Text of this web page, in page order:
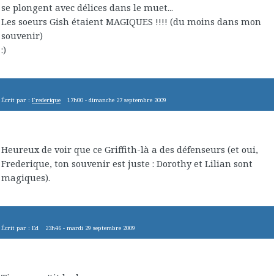
se plongent avec délices dans le muet...
Les soeurs Gish étaient MAGIQUES !!!! (du moins dans mon
souvenir)
:)
Écrit par : Frederique 17h00 -dimanche 27 septembre 2009
Heureux de voir que ce Griffith-là a des défenseurs (et oui,
Frederique, ton souvenir est juste : Dorothy et Lilian sont
magiques).
Écrit par : Ed 23h46 -mardi 29 septembre 2009